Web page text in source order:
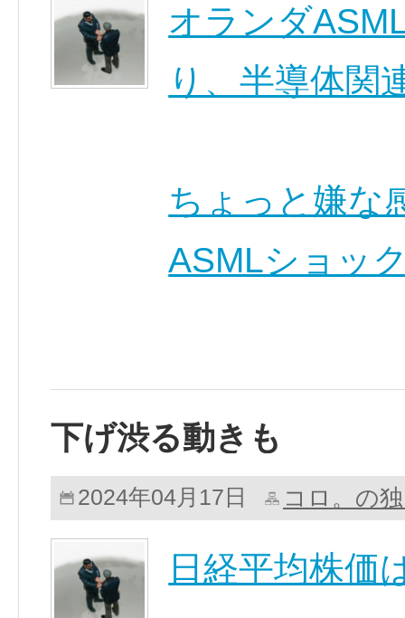
オランダ
り、半導体関
ちょっと嫌な
ASMLショ
下げ渋る動きも
2024年04月17日 コロ。の
日経平均株価